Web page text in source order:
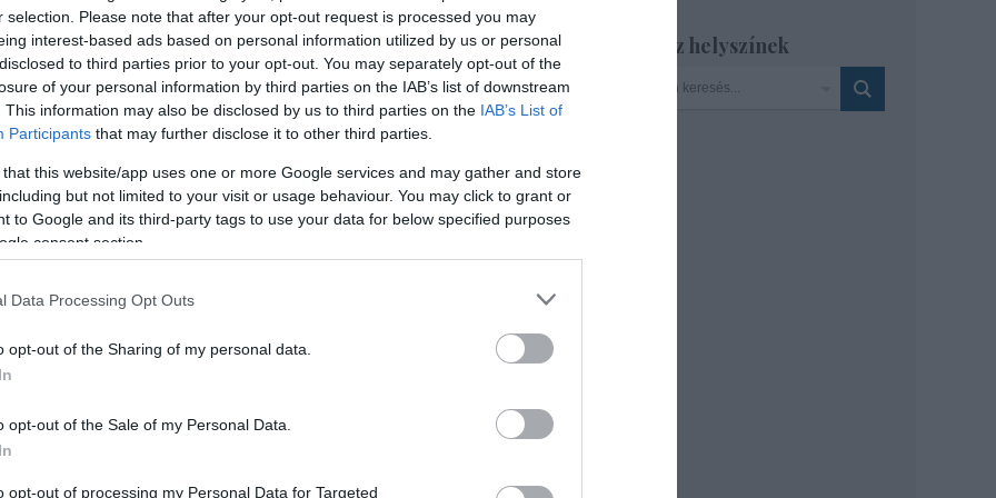
selection. Please note that after your opt-out request is processed you may
interest-based ads based on personal information utilized by us or personal
to third parties prior to your opt-out. You may separately opt-out of the
of your personal information by third parties on the IAB’s list of downstream
This information may also be disclosed by us to third parties on the IAB’s List of
Participants that may further disclose it to other third parties.
that this website/app uses one or more Google services and may gather and store
but not limited to your visit or usage behaviour. You may click to grant or
to Google and its third-party tags to use your data for below specified purposes
consent section.
Data Processing Opt Outs
opt-out of the Sharing of my personal data.
opt-out of the Sale of my Personal Data.
opt-out of processing my Personal Data for Targeted
Chicagóról
Alföldi Róbert egy kültelki művelődési házba helyezi az
eredeti történetet.
miskolci Furcsa pár előadásról
akinek olyan érzése támad, mintha ő is ott ülne Oscar
Szinház helyszínek